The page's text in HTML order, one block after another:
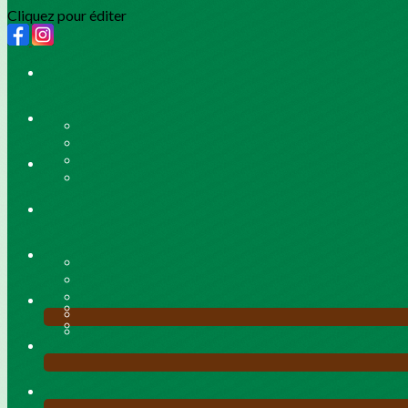
Cliquez pour éditer